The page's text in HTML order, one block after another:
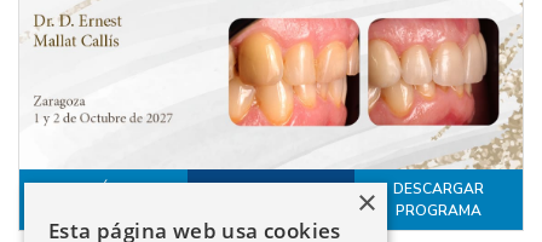
MÁS
DESCARGAR
PROGRAMA
Esta página web usa cookies
×